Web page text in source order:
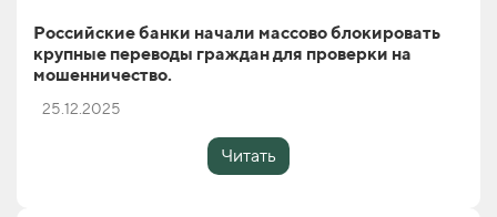
Российские банки начали массово блокировать
крупные переводы граждан для проверки на
мошенничество.
25.12.2025
Читать